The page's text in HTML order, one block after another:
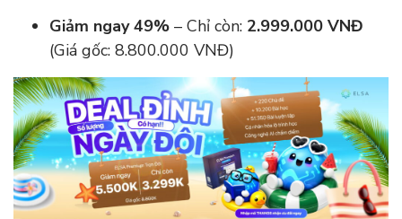
Giảm ngay 49% – Chỉ còn: 2.999.000 VNĐ
(Giá gốc: 8.800.000 VNĐ)